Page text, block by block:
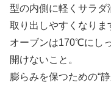
型の内側に軽くサラ
取り出しやすくなりま
オーブンは170℃にし
開けないこと。
膨らみを保つための“